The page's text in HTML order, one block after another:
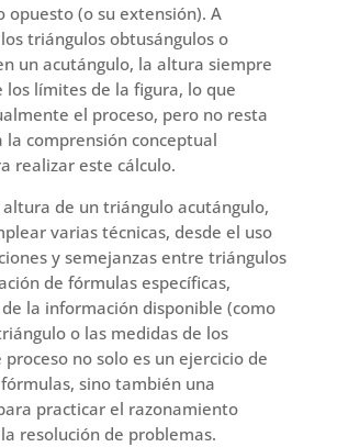
opuesto (o su extensión). A
triángulos obtusángulos o
un acutángulo, la altura siempre
los límites de la figura, lo que
el proceso, pero no resta
la comprensión conceptual
realizar este cálculo.
de un triángulo acutángulo,
varias técnicas, desde el uso
y semejanzas entre triángulos
de fórmulas específicas,
la información disponible (como
o las medidas de los
proceso no solo es un ejercicio de
sino también una
practicar el razonamiento
resolución de problemas.